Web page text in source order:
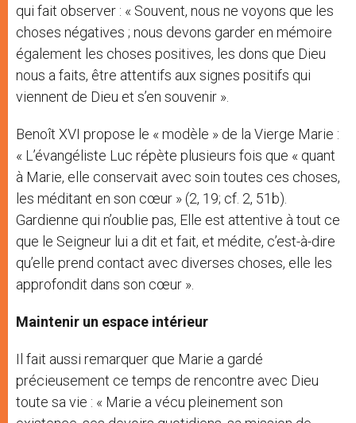
qui fait observer : « Souvent, nous ne voyons que les
choses négatives ; nous devons garder en mémoire
également les choses positives, les dons que Dieu
nous a faits, être attentifs aux signes positifs qui
viennent de Dieu et s’en souvenir ».
Benoît XVI propose le « modèle » de la Vierge Marie :
« L’évangéliste Luc répète plusieurs fois que « quant
à Marie, elle conservait avec soin toutes ces choses,
les méditant en son cœur » (2, 19; cf. 2, 51b).
Gardienne qui n’oublie pas, Elle est attentive à tout ce
que le Seigneur lui a dit et fait, et médite, c’est-à-dire
qu’elle prend contact avec diverses choses, elle les
approfondit dans son cœur ».
Maintenir un espace intérieur
Il fait aussi remarquer que Marie a gardé
précieusement ce temps de rencontre avec Dieu
toute sa vie : « Marie a vécu pleinement son